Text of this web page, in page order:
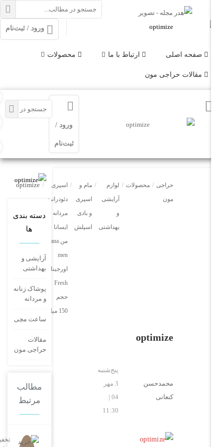
ورود / ثبت‌نام
صفحه اصلی ارتباط با ما محصولات
مقالات حراجی مون
/ محصولات / لوازم
بهداشتی
/
مام و
اسپری
اسپلش
/ اسپری
دئودرانت
مردانه
ایسانا
من Isana
/
optimize
optimize
محمدحسن
پنج‌شنبه
دسته بندی
آرایشی و
بهداشتی
پوشاک زنانه
و مردانه
ساعت مچی
حراجی مون
مطالب
مرتبط
تخفیفات